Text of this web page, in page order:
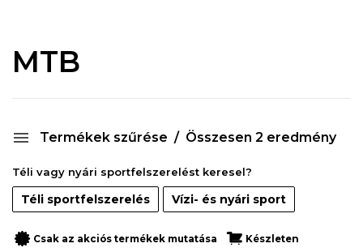
MTB
Termékek szűrése Összesen 2 eredmény
Téli vagy nyári sportfelszerelést keresel?
Téli sportfelszerelés Vízi- és nyári sport
Csak az akciós termékek mutatása Készleten